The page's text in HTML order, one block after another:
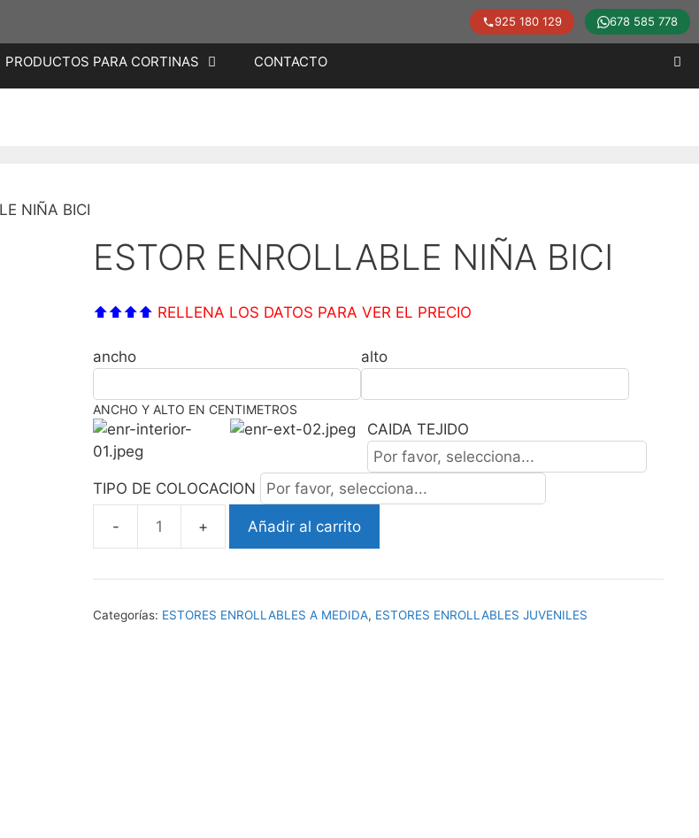
925 180 129 678 585 778
PRODUCTOS PARA CORTINAS CONTACTO
NIÑA BICI
ESTOR ENROLLABLE NIÑA BICI
⬆⬆⬆⬆ RELLENA LOS DATOS PARA VER EL PRECIO
ancho alto
ANCHO Y ALTO EN CENTIMETROS
CAIDA TEJIDO
TIPO DE COLOCACION
NIÑA
cantidad
Añadir al carrito
Categorías: ESTORES ENROLLABLES A MEDIDA, ESTORES ENROLLABLES JUVENILES